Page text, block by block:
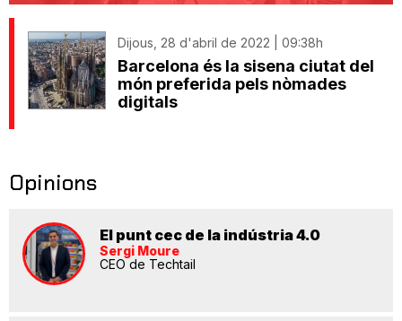
Dijous, 28 d'abril de 2022 | 09:38h
Barcelona és la sisena ciutat del
món preferida pels nòmades
digitals
Opinions
El punt cec de la indústria 4.0
Sergi Moure
CEO de Techtail